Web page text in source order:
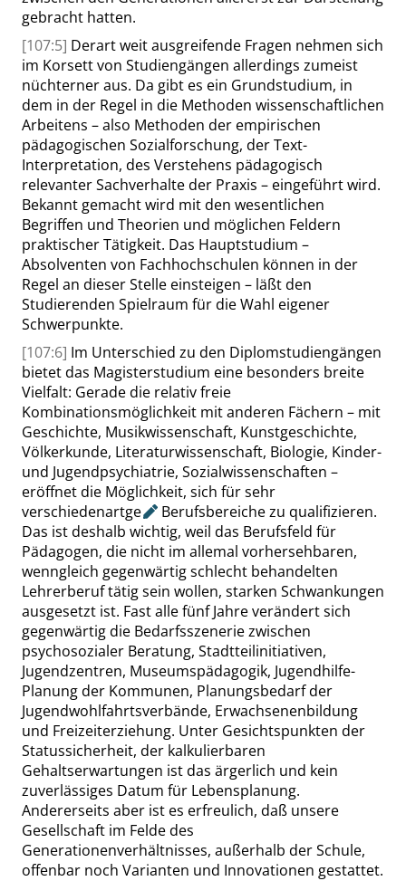
gebracht hatten.
[107:5] Derart weit ausgreifende Fragen nehmen sich
im Korsett von Studiengängen allerdings zumeist
nüchterner aus. Da gibt es ein Grundstudium, in
dem in der Regel in die Methoden wissenschaftlichen
Arbeitens – also Methoden der empirischen
pädagogischen Sozialforschung, der Text-
Interpretation, des Verstehens pädagogisch
relevanter Sachverhalte der Praxis – eingeführt wird.
Bekannt gemacht wird mit den wesentlichen
Begriffen und Theorien und möglichen Feldern
praktischer Tätigkeit. Das Hauptstudium –
Absolventen von Fachhochschulen können in der
Regel an dieser Stelle einsteigen – läßt den
Studierenden Spielraum für die Wahl eigener
Schwerpunkte.
[107:6] Im Unterschied zu den Diplomstudiengängen
bietet das Magisterstudium eine besonders breite
Vielfalt: Gerade die relativ freie
Kombinationsmöglichkeit mit anderen Fächern – mit
Geschichte, Musikwissenschaft, Kunstgeschichte,
Völkerkunde, Literaturwissenschaft, Biologie, Kinder-
und Jugendpsychiatrie, Sozialwissenschaften –
eröffnet die Möglichkeit, sich für sehr
verschiedenartge
Berufsbereiche zu qualifizieren.
Das ist deshalb wichtig, weil das Berufsfeld für
Pädagogen, die nicht im allemal vorhersehbaren,
wenngleich gegenwärtig schlecht behandelten
Lehrerberuf tätig sein wollen, starken Schwankungen
ausgesetzt ist. Fast alle fünf Jahre verändert sich
gegenwärtig die Bedarfsszenerie zwischen
psychosozialer Beratung, Stadtteilinitiativen,
Jugendzentren, Museumspädagogik, Jugendhilfe-
Planung der Kommunen, Planungsbedarf der
Jugendwohlfahrtsverbände, Erwachsenenbildung
und Freizeiterziehung. Unter Gesichtspunkten der
Statussicherheit, der kalkulierbaren
Gehaltserwartungen ist das ärgerlich und kein
zuverlässiges Datum für Lebensplanung.
Andererseits aber ist es erfreulich, daß unsere
Gesellschaft im Felde des
Generationenverhältnisses, außerhalb der Schule,
offenbar noch Varianten und Innovationen gestattet.